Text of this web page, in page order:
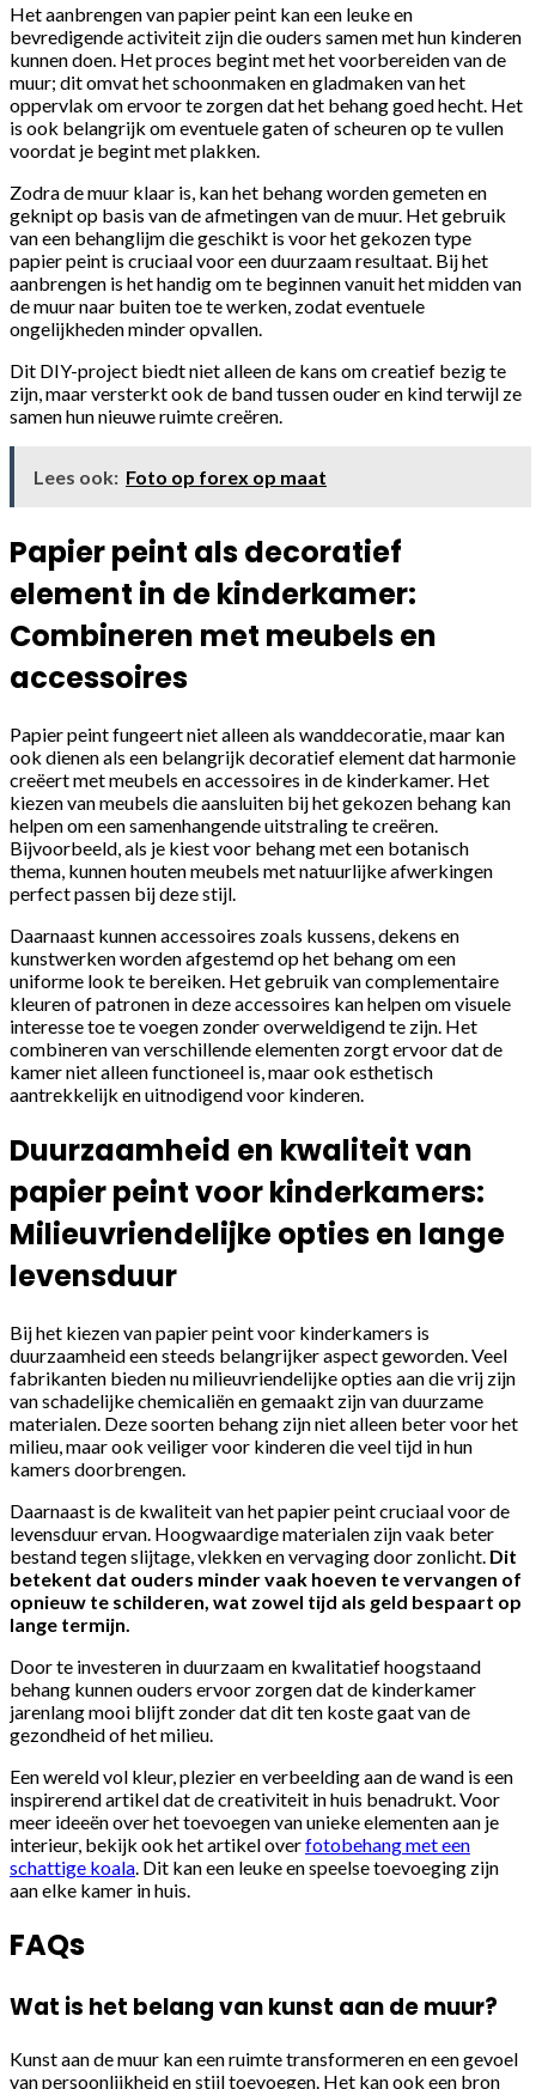
Het aanbrengen van papier peint kan een leuke en
bevredigende activiteit zijn die ouders samen met hun kinderen
kunnen doen. Het proces begint met het voorbereiden van de
muur; dit omvat het schoonmaken en gladmaken van het
oppervlak om ervoor te zorgen dat het behang goed hecht. Het
is ook belangrijk om eventuele gaten of scheuren op te vullen
voordat je begint met plakken.
Zodra de muur klaar is, kan het behang worden gemeten en
geknipt op basis van de afmetingen van de muur. Het gebruik
van een behanglijm die geschikt is voor het gekozen type
papier peint is cruciaal voor een duurzaam resultaat. Bij het
aanbrengen is het handig om te beginnen vanuit het midden van
de muur naar buiten toe te werken, zodat eventuele
ongelijkheden minder opvallen.
Dit DIY-project biedt niet alleen de kans om creatief bezig te
zijn, maar versterkt ook de band tussen ouder en kind terwijl ze
samen hun nieuwe ruimte creëren.
Lees ook: Foto op forex op maat
Papier peint als decoratief
element in de kinderkamer:
Combineren met meubels en
accessoires
Papier peint fungeert niet alleen als wanddecoratie, maar kan
ook dienen als een belangrijk decoratief element dat harmonie
creëert met meubels en accessoires in de kinderkamer. Het
kiezen van meubels die aansluiten bij het gekozen behang kan
helpen om een samenhangende uitstraling te creëren.
Bijvoorbeeld, als je kiest voor behang met een botanisch
thema, kunnen houten meubels met natuurlijke afwerkingen
perfect passen bij deze stijl.
Daarnaast kunnen accessoires zoals kussens, dekens en
kunstwerken worden afgestemd op het behang om een
uniforme look te bereiken. Het gebruik van complementaire
kleuren of patronen in deze accessoires kan helpen om visuele
interesse toe te voegen zonder overweldigend te zijn. Het
combineren van verschillende elementen zorgt ervoor dat de
kamer niet alleen functioneel is, maar ook esthetisch
aantrekkelijk en uitnodigend voor kinderen.
Duurzaamheid en kwaliteit van
papier peint voor kinderkamers:
Milieuvriendelijke opties en lange
levensduur
Bij het kiezen van papier peint voor kinderkamers is
duurzaamheid een steeds belangrijker aspect geworden. Veel
fabrikanten bieden nu milieuvriendelijke opties aan die vrij zijn
van schadelijke chemicaliën en gemaakt zijn van duurzame
materialen. Deze soorten behang zijn niet alleen beter voor het
milieu, maar ook veiliger voor kinderen die veel tijd in hun
kamers doorbrengen.
Daarnaast is de kwaliteit van het papier peint cruciaal voor de
levensduur ervan. Hoogwaardige materialen zijn vaak beter
bestand tegen slijtage, vlekken en vervaging door zonlicht. Dit
betekent dat ouders minder vaak hoeven te vervangen of
opnieuw te schilderen, wat zowel tijd als geld bespaart op
lange termijn.
Door te investeren in duurzaam en kwalitatief hoogstaand
behang kunnen ouders ervoor zorgen dat de kinderkamer
jarenlang mooi blijft zonder dat dit ten koste gaat van de
gezondheid of het milieu.
Een wereld vol kleur, plezier en verbeelding aan de wand is een
inspirerend artikel dat de creativiteit in huis benadrukt. Voor
meer ideeën over het toevoegen van unieke elementen aan je
interieur, bekijk ook het artikel overfotobehang met een
schattige koala . Dit kan een leuke en speelse toevoeging zijn
aan elke kamer in huis.
FAQs
Wat is het belang van kunst aan de muur?
Kunst aan de muur kan een ruimte transformeren en een gevoel
van persoonlijkheid en stijl toevoegen. Het kan ook een bron